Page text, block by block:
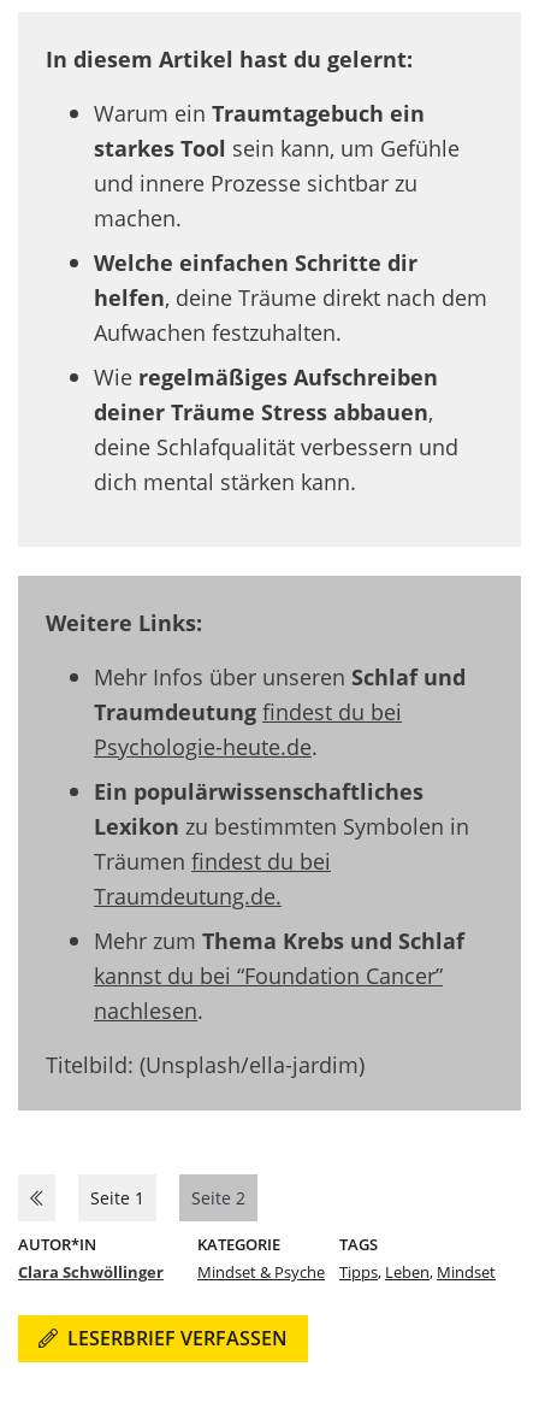
In diesem Artikel hast du gelernt:
Warum ein Traumtagebuch ein
starkes Tool sein kann, um Gefühle
und innere Prozesse sichtbar zu
machen.
Welche einfachen Schritte dir
helfen, deine Träume direkt nach dem
Aufwachen festzuhalten.
Wie regelmäßiges Aufschreiben
deiner Träume Stress abbauen,
deine Schlafqualität verbessern und
dich mental stärken kann.
Weitere Links:
Mehr Infos über unseren Schlaf und
Traumdeutung findest du bei
Psychologie-heute.de.
Ein populärwissenschaftliches
Lexikon zu bestimmten Symbolen in
Träumen findest du bei
Traumdeutung.de.
Mehr zum Thema Krebs und Schlaf
kannst du bei “Foundation Cancer”
nachlesen.
Titelbild: (Unsplash/ella-jardim)
Seite 1 Seite 2
AUTOR*IN
Clara Schwöllinger
KATEGORIE
Mindset & Psyche
TAGS
Tipps, Leben, Mindset
LESERBRIEF VERFASSEN